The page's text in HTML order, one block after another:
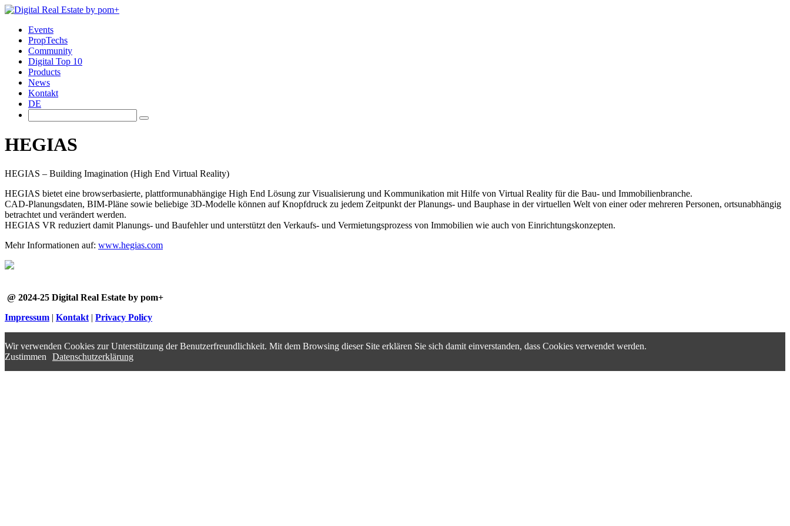
Events
PropTechs
Community
Digital Top 10
Products
News
Kontakt
DE
HEGIAS
HEGIAS – Building Imagination (High End Virtual Reality)
HEGIAS bietet eine browserbasierte, plattformunabhängige High End Lösung zur Visualisierung und Kommunikation mit Hilfe von Virtual Reality für die Bau- und Immobilienbranche.
CAD-Planungsdaten, BIM-Pläne sowie beliebige 3D-Modelle können auf Knopfdruck zu jedem Zeitpunkt der Planungs- und Bauphase in der virtuellen Welt von einer oder mehreren Personen, ortsunabhängig
betrachtet und verändert werden.
HEGIAS VR reduziert damit Planungs- und Baufehler und unterstützt den Verkaufs- und Vermietungsprozess von Immobilien wie auch von Einrichtungskonzepten.
Mehr Informationen auf: www.hegias.com
@ 2024-25 Digital Real Estate by pom+
Impressum | Kontakt | Privacy Policy
Wir verwenden Cookies zur Unterstützung der Benutzerfreundlichkeit. Mit dem Browsing dieser Site erklären Sie sich damit einverstanden, dass Cookies verwendet werden.
Zustimmen
Datenschutzerklärung